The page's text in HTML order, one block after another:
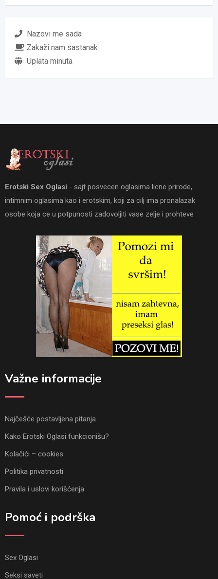
Nazovi me sada
Zakaži nam sastanak
Uplata minuta
Erotski Sex Oglasi - sajt posvecen oglasima licne prirode,
intimnim oglasima kao i erotskim, koji za cilj ima pronalazak
osobe koja ce u potpunosti zadovoljiti vase zelje i prohteve
Važne informacije
Najčešće postavljena pitanja
Kako Erotski Oglasi funkcionišu?
Kolačići – cookies
Politika privatnosti
Pravila i uslovi korišćenja
Pomoć i podrška
Sex Oglasi
Seksi saveti